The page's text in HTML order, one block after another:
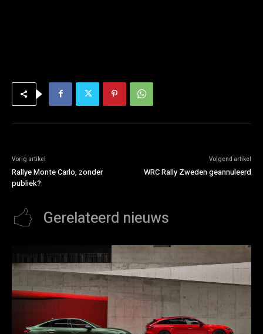
Vorig artikel
Rallye Monte Carlo, zonder
publiek?
Volgend artikel
WRC Rally Zweden geannuleerd
Gerelateerd nieuws